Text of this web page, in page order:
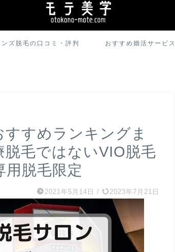
ンズ脱毛の口コミ・評判 おすすめ婚活サービス
すすめランキングま
毛ではないVIO脱毛
脱毛限定
2021年5月14日 / 2023年7月21日